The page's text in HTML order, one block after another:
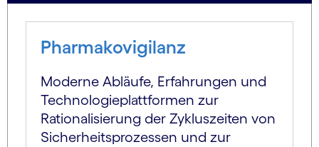
Pharmakovigilanz
Moderne Abläufe, Erfahrungen und
Technologieplattformen zur
Rationalisierung der Zykluszeiten von
Sicherheits­prozessen und zur